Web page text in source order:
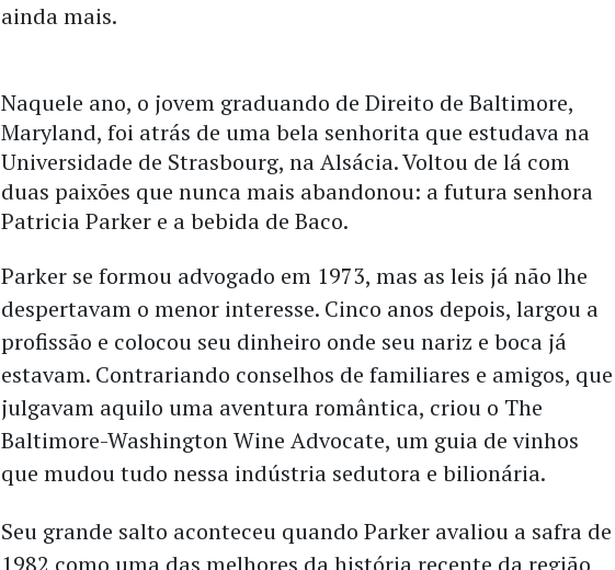
ainda mais.
Naquele ano, o jovem graduando de Direito de Baltimore,
Maryland, foi atrás de uma bela senhorita que estudava na
Universidade de Strasbourg, na Alsácia. Voltou de lá com
duas paixões que nunca mais abandonou: a futura senhora
Patricia Parker e a bebida de Baco.
Parker se formou advogado em 1973, mas as leis já não lhe
despertavam o menor interesse. Cinco anos depois, largou a
profissão e colocou seu dinheiro onde seu nariz e boca já
estavam. Contrariando conselhos de familiares e amigos, que
julgavam aquilo uma aventura romântica, criou o The
Baltimore-Washington Wine Advocate, um guia de vinhos
que mudou tudo nessa indústria sedutora e bilionária.
Seu grande salto aconteceu quando Parker avaliou a safra de
1982 como uma das melhores da história recente da região